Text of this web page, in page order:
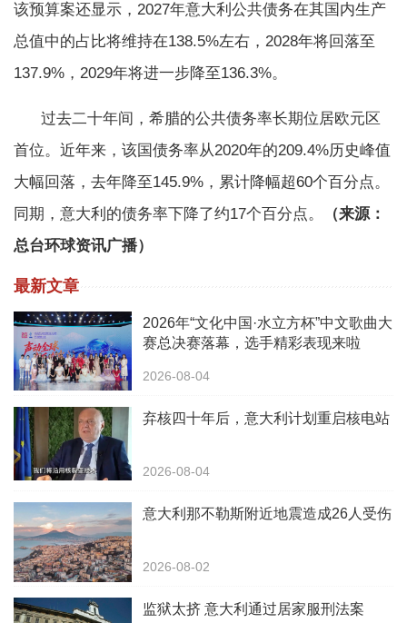
该预算案还显示，2027年意大利公共债务在其国内生产
总值中的占比将维持在138.5%左右，2028年将回落至
137.9%，2029年将进一步降至136.3%。
过去二十年间，希腊的公共债务率长期位居欧元区
首位。近年来，该国债务率从2020年的209.4%历史峰值
大幅回落，去年降至145.9%，累计降幅超60个百分点。
同期，意大利的债务率下降了约17个百分点。
（来源：
总台环球资讯广播）
最新文章
2026年“文化中国·水立方杯”中文歌曲大
赛总决赛落幕，选手精彩表现来啦
2026-08-04
弃核四十年后，意大利计划重启核电站
2026-08-04
意大利那不勒斯附近地震造成26人受伤
2026-08-02
监狱太挤 意大利通过居家服刑法案